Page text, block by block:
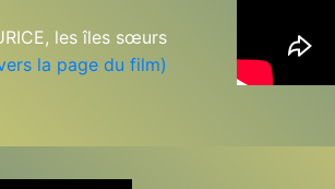
les îles sœurs
la page du film)